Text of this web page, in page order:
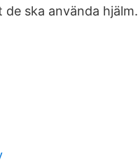
de ska använda hjälm.